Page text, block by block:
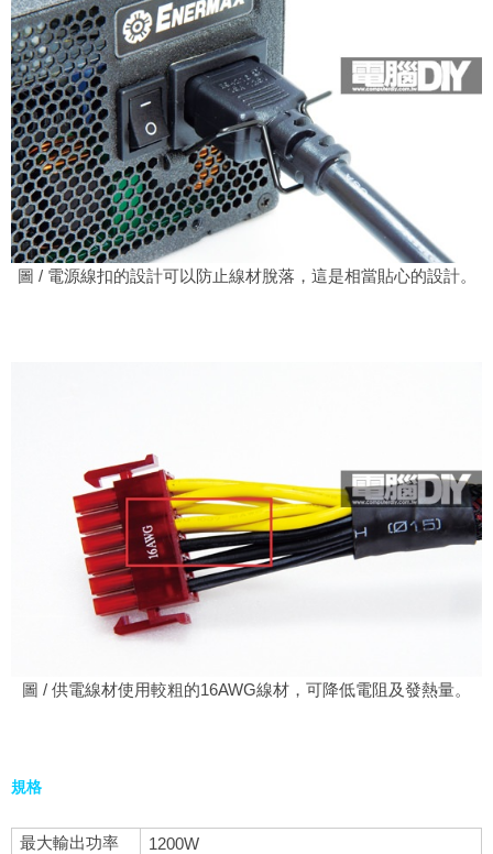
圖 / 電源線扣的設計可以防止線材脫落，這是相當貼心的設計。
圖 / 供電線材使用較粗的16AWG線材，可降低電阻及發熱量。
規格
最大輸出功率
1200W